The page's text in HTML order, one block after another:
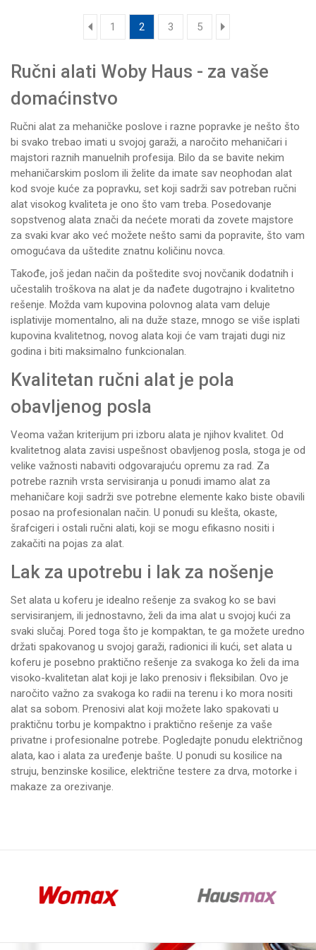
1 2 3 5
Ručni alati Woby Haus - za vaše
domaćinstvo
Ručni alat za mehaničke poslove i razne popravke je nešto što
bi svako trebao imati u svojoj garaži, a naročito mehaničari i
majstori raznih manuelnih profesija. Bilo da se bavite nekim
mehaničarskim poslom ili želite da imate sav neophodan alat
kod svoje kuće za popravku, set koji sadrži sav potreban ručni
alat visokog kvaliteta je ono što vam treba. Posedovanje
sopstvenog alata znači da nećete morati da zovete majstore
za svaki kvar ako već možete nešto sami da popravite, što vam
omogućava da uštedite znatnu količinu novca.
Takođe, još jedan način da poštedite svoj novčanik dodatnih i
učestalih troškova na alat je da nađete dugotrajno i kvalitetno
rešenje. Možda vam kupovina polovnog alata vam deluje
isplativije momentalno, ali na duže staze, mnogo se više isplati
kupovina kvalitetnog, novog alata koji će vam trajati dugi niz
godina i biti maksimalno funkcionalan.
Kvalitetan ručni alat je pola
obavljenog posla
Veoma važan kriterijum pri izboru alata je njihov kvalitet. Od
kvalitetnog alata zavisi uspešnost obavljenog posla, stoga je od
velike važnosti nabaviti odgovarajuću opremu za rad. Za
potrebe raznih vrsta servisiranja u ponudi imamo alat za
mehaničare koji sadrži sve potrebne elemente kako biste obavili
posao na profesionalan način. U ponudi su klešta, okaste,
šrafcigeri i ostali ručni alati, koji se mogu efikasno nositi i
zakačiti na pojas za alat.
Lak za upotrebu i lak za nošenje
Set alata u koferu je idealno rešenje za svakog ko se bavi
servisiranjem, ili jednostavno, želi da ima alat u svojoj kući za
svaki slučaj. Pored toga što je kompaktan, te ga možete uredno
držati spakovanog u svojoj garaži, radionici ili kući, set alata u
koferu je posebno praktično rešenje za svakoga ko želi da ima
visoko-kvalitetan alat koji je lako prenosiv i fleksibilan. Ovo je
naročito važno za svakoga ko radii na terenu i ko mora nositi
alat sa sobom. Prenosivi alat koji možete lako spakovati u
praktičnu torbu je kompaktno i praktično rešenje za vaše
privatne i profesionalne potrebe. Pogledajte ponudu električnog
alata, kao i alata za uređenje bašte. U ponudi su kosilice na
struju, benzinske kosilice, električne testere za drva, motorke i
makaze za orezivanje.